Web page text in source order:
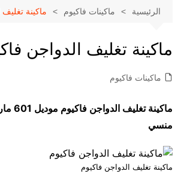
الرئيسية ماكينات فاكيوم ماكينة
ماكينة تغليف الدواجن
ماكينات فاكيوم
ماكينة
منسي
ماكينة تغليف الدواجن فاكيوم